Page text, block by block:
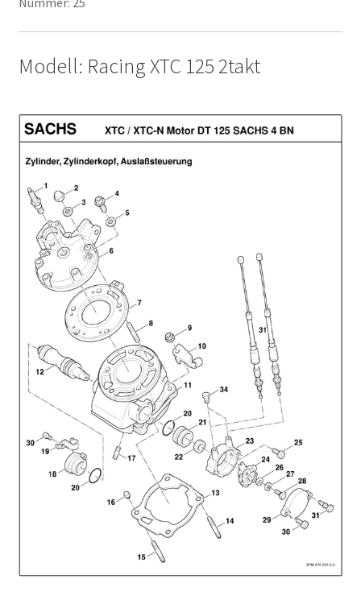
Modell: Racing XTC 125 2takt